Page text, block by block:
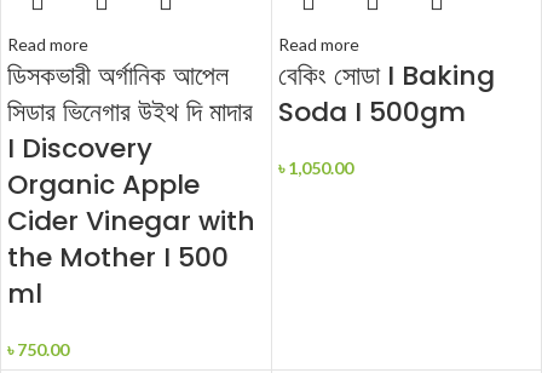
Read more
ডিসকভারী অর্গানিক আপেল
সিডার ভিনেগার উইথ দি মাদার
I Discovery
Organic Apple
Cider Vinegar with
the Mother I 500
ml
৳750.00
Read more
বেকিং সোডা I Baking
Soda I 500gm
৳1,050.00